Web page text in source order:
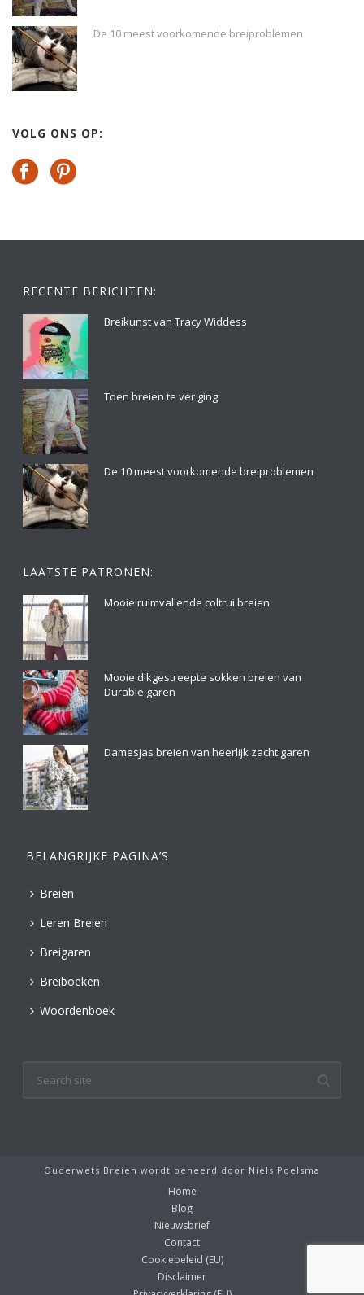
De 10 meest voorkomende breiproblemen
VOLG ONS OP:
RECENTE BERICHTEN:
Breikunst van Tracy Widdess
Toen breien te ver ging
De 10 meest voorkomende breiproblemen
LAATSTE PATRONEN:
Mooie ruimvallende coltrui breien
Mooie dikgestreepte sokken breien van
Durable garen
Damesjas breien van heerlijk zacht garen
BELANGRIJKE PAGINA’S
Breien
Leren Breien
Breigaren
Breiboeken
Woordenboek
Ouderwets Breien wordt beheerd door Niels Poelsma
Home
Blog
Nieuwsbrief
Contact
Cookiebeleid (EU)
Disclaimer